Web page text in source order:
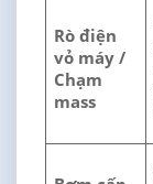
Rò điện
vỏ máy /
Chạm
mass